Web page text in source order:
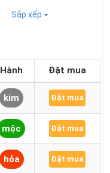
Sắp xếp
Hành Đặt mua
kim Đặt mua
mộc Đặt mua
hỏa Đặt mua